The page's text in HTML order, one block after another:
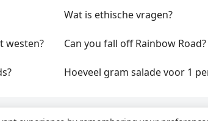
Wat is ethische vragen?
westen? Can you fall off Rainbow Road?
Hoeveel gram salade voor 1